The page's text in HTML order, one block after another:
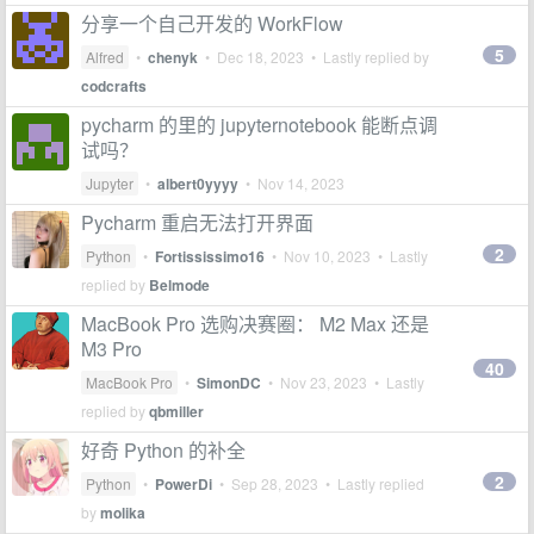
分享一个自己开发的 WorkFlow
Alfred • chenyk • Dec 18, 2023 • Lastly replied by
codcrafts
5
pycharm 的里的 jupyternotebook 能断点调
试吗？
Jupyter • albert0yyyy • Nov 14, 2023
Pycharm 重启无法打开界面
Python • Fortississimo16 • Nov 10, 2023 • Lastly
replied by Belmode
2
MacBook Pro 选购决赛圈： M2 Max 还是
M3 Pro
MacBook Pro • SimonDC • Nov 23, 2023 • Lastly
replied byqbmiller
40
好奇 Python 的补全
Python • PowerDi • Sep 28, 2023 • Lastly replied
bymolika
2